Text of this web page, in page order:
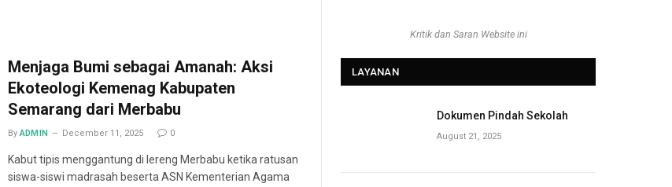
Menjaga Bumi sebagai Amanah: Aksi
Ekoteologi Kemenag Kabupaten
Semarang dari Merbabu
By ADMIN December 11, 2025 0
Kabut tipis menggantung di lereng Merbabu ketika ratusan
siswa-siswi madrasah beserta ASN Kementerian Agama
Kritik dan Saran Website ini
LAYANAN
Dokumen Pindah Sekolah
August 21, 2025